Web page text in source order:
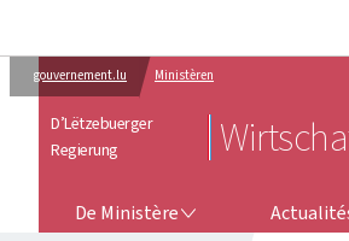
gouvernement.lu Ministèren
D’Lëtzebuerger
Regierung
De Ministère